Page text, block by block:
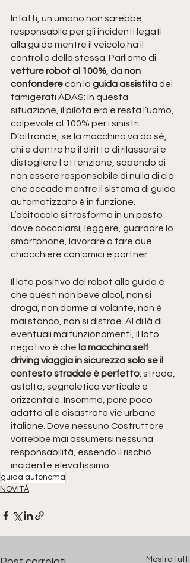
Infatti, un umano non sarebbe
responsabile per gli incidenti legati
alla guida mentre il veicolo ha il
controllo della stessa. Parliamo di
vetture robot al 100% , da non
confondere con la guida assistita dei
famigerati ADAS: in questa
situazione, il pilota era e resta l’uomo,
colpevole al 100% per i sinistri.
D’altronde, se la macchina va da sé,
chi è dentro ha il diritto di rilassarsi e
distogliere l'attenzione, sapendo di
non essere responsabile di nulla di ciò
che accade mentre il sistema di guida
automatizzato è in funzione.
L’abitacolo si trasforma in un posto
dove coccolarsi, leggere, guardare lo
smartphone, lavorare o fare due
chiacchiere con amici e partner.
Il lato positivo del robot alla guida è
che questi non beve alcol, non si
droga, non dorme al volante, non è
mai stanco, non si distrae. Al di là di
eventuali malfunzionamenti, il lato
negativo è che la macchina self
driving viaggia in sicurezza solo se il
contesto stradale è perfetto: strada,
asfalto, segnaletica verticale e
orizzontale. Insomma, pare poco
adatta alle disastrate vie urbane
italiane. Dove nessuno Costruttore
vorrebbe mai assumersi nessuna
responsabilità, essendo il rischio
incidente elevatissimo.
guida autonoma
NOVITÀ
Mostra tutti